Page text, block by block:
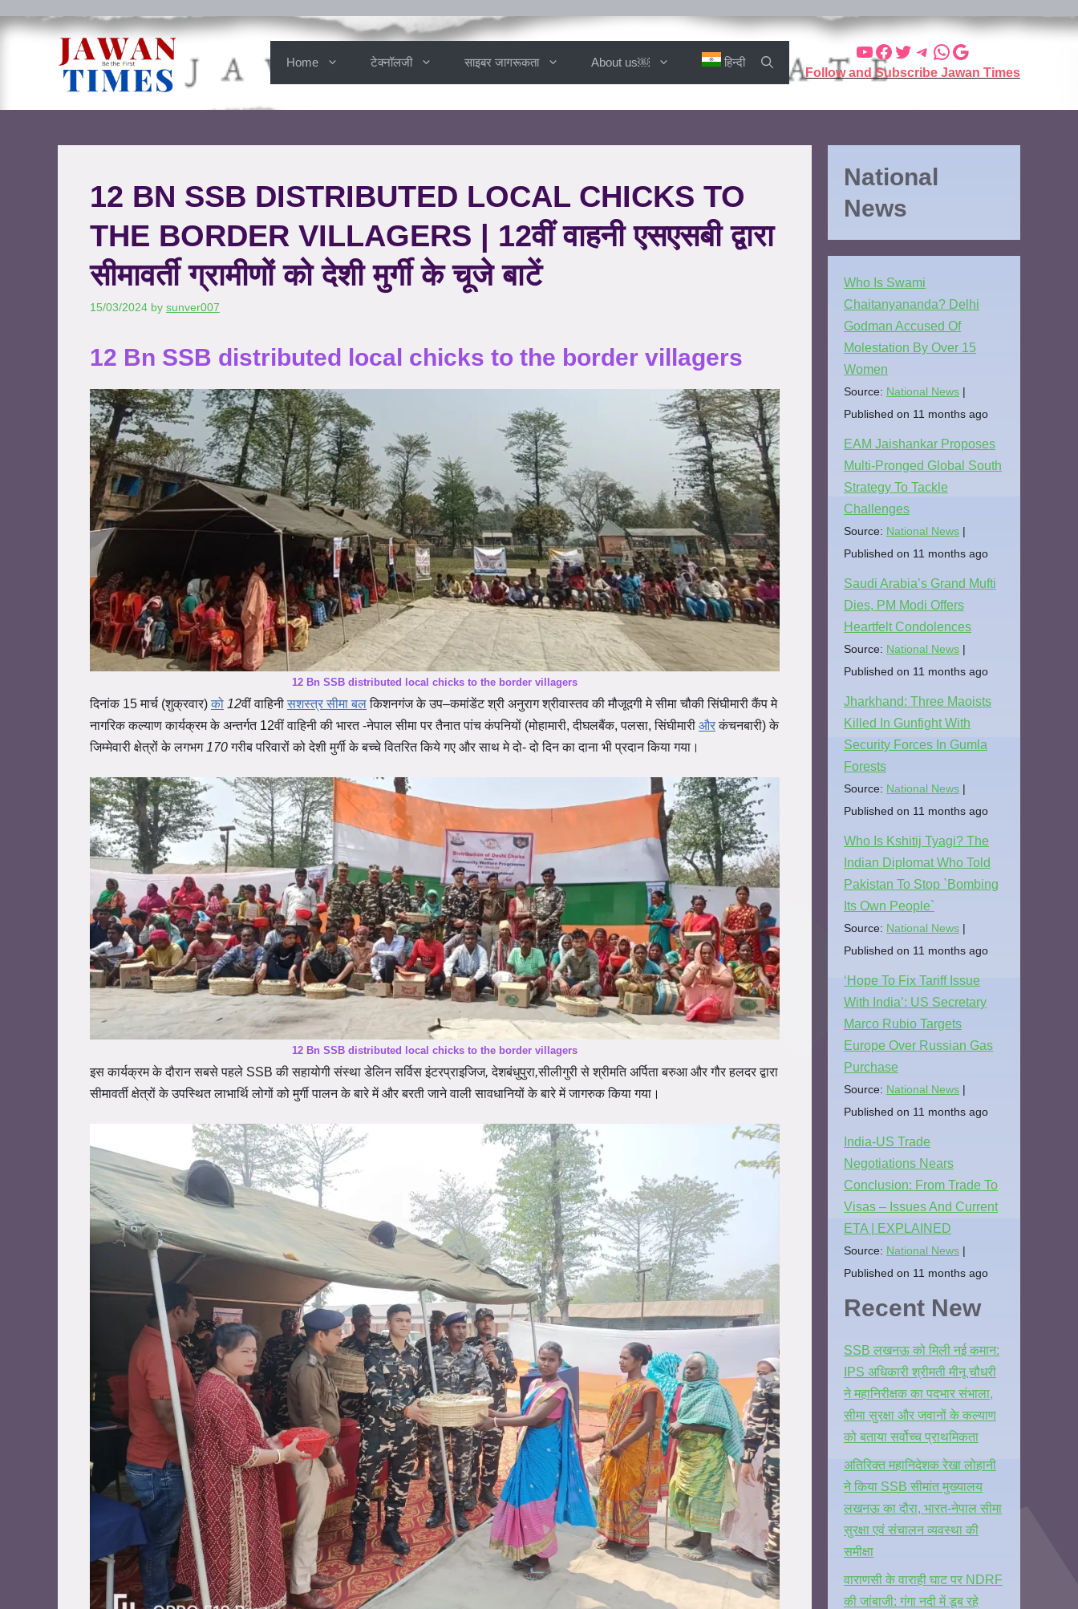
Home टेक्नॉलजी साइबर जागरूकता About us￼ हिन्दी
Follow and Subscribe Jawan Times
12 BN SSB DISTRIBUTED LOCAL CHICKS TO
THE BORDER VILLAGERS | 12वीं वाहनी एसएसबी द्वारा
सीमावर्ती ग्रामीणों को देशी मुर्गी के चूजे बाटें
15/03/2024 by sunver007
12 Bn SSB distributed local chicks to the border villagers
12 Bn SSB distributed local chicks to the border villagers
दिनांक 15 मार्च (शुक्रवार)को 12वीं वाहिनी सशस्त्र सीमा बल किशनगंज के उप–कमांडेंट श्री अनुराग श्रीवास्तव की मौजूदगी मे सीमा चौकी सिंघीमारी कैंप मे
नागरिक कल्याण कार्यक्रम के अन्तर्गत 12वीं वाहिनी की भारत -नेपाल सीमा पर तैनात पांच कंपनियों (मोहामारी, दीघलबैंक, पलसा, सिंघीमारी औरकंचनबारी) के
जिम्मेवारी क्षेत्रों के लगभग 170गरीब परिवारों को देशी मुर्गी के बच्चे वितरित किये गए और साथ मे दो- दो दिन का दाना भी प्रदान किया गया।
12 Bn SSB distributed local chicks to the border villagers
इस कार्यक्रम के दौरान सबसे पहले SSB की सहायोगी संस्था डेलिन सर्विस इंटरप्राइजिज,देशबंधुपुरा,सीलीगुरी से श्रीमति अर्पिता बरुआ और गौर हलदर द्वारा
सीमावर्ती क्षेत्रों के उपस्थित लाभार्थि लोगों को मुर्गी पालन के बारे में और बरती जाने वाली सावधानियों के बारे में जागरुक किया गया।
National
News
Who Is Swami
Chaitanyananda? Delhi
Godman Accused Of
Molestation By Over 15
Women
Source: National News
Published on 11 months ago
EAM Jaishankar Proposes
Multi-Pronged Global South
Strategy To Tackle
Challenges
Source: National News
Published on 11 months ago
Saudi Arabia’s Grand Mufti
Dies, PM Modi Offers
Heartfelt Condolences
Source: National News
Published on 11 months ago
Jharkhand: Three Maoists
Killed In Gunfight With
Security Forces In Gumla
Forests
Source: National News
Published on 11 months ago
Who Is Kshitij Tyagi? The
Indian Diplomat Who Told
Pakistan To Stop `Bombing
Its Own People`
Source: National News
Published on 11 months ago
‘Hope To Fix Tariff Issue
With India’: US Secretary
Marco Rubio Targets
Europe Over Russian Gas
Purchase
Source: National News
Published on 11 months ago
India-US Trade
Negotiations Nears
Conclusion: From Trade To
Visas – Issues And Current
ETA | EXPLAINED
Source: National News
Published on 11 months ago
Recent New
SSB लखनऊ को मिली नई कमान:
IPS अधिकारी श्रीमती मीनू चौधरी
ने महानिरीक्षक का पदभार संभाला,
सीमा सुरक्षा और जवानों के कल्याण
को बताया सर्वोच्च प्राथमिकता
अतिरिक्त महानिदेशक रेखा लोहानी
ने किया SSB सीमांत मुख्यालय
लखनऊ का दौरा, भारत-नेपाल सीमा
सुरक्षा एवं संचालन व्यवस्था की
समीक्षा
वाराणसी के वाराही घाट पर NDRF
की जांबाजी: गंगा नदी में डूब रहे